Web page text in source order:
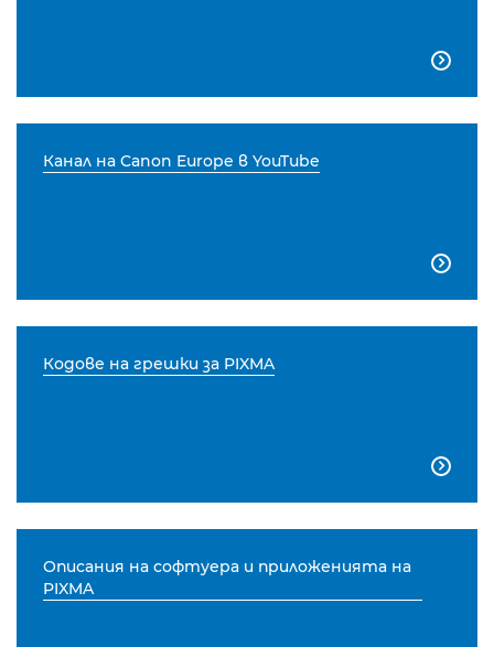

Канал на Canon Europe в YouTube

Кодове на грешки за PIXMA

Описания на софтуера и приложенията на
PIXMA